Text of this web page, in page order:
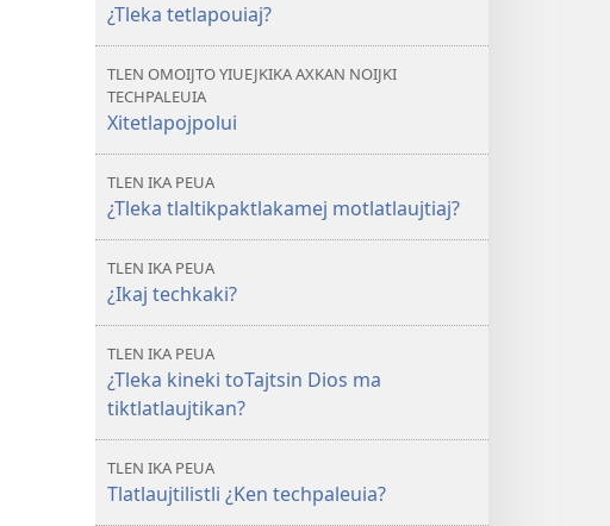
¿Tleka tetlapouiaj?
TLEN OMOIJTO YIUEJKIKA AXKAN NOIJKI
TECHPALEUIA
Xitetlapojpolui
TLEN IKA PEUA
¿Tleka tlaltikpaktlakamej motlatlaujtiaj?
TLEN IKA PEUA
¿Ikaj techkaki?
TLEN IKA PEUA
¿Tleka kineki toTajtsin Dios ma
tiktlatlaujtikan?
TLEN IKA PEUA
Tlatlaujtilistli ¿Ken techpaleuia?